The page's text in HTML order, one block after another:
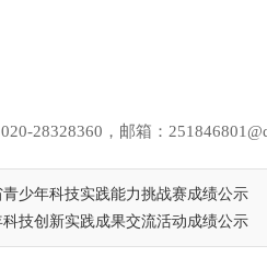
28328360，邮箱：
少年科技实践能力挑战赛成绩公示
技创新实践成果交流活动成绩公示